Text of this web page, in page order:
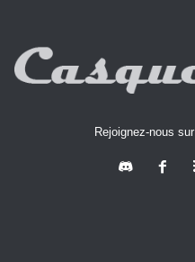
Rejoignez-nous